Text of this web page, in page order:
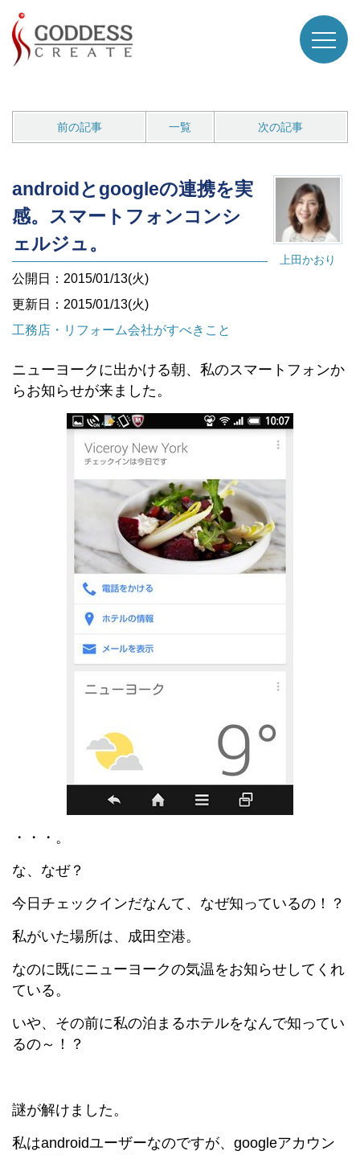
前の記事 一覧 次の記事
上田かおり
androidとgoogleの連携を実
感。スマートフォンコンシ
ェルジュ。
公開日：2015/01/13(火)
更新日：2015/01/13(火)
工務店・リフォーム会社がすべきこと
ニューヨークに出かける朝、私のスマートフォンか
らお知らせが来ました。
・・・。
な、なぜ？
今日チェックインだなんて、なぜ知っているの！？
私がいた場所は、成田空港。
なのに既にニューヨークの気温をお知らせしてくれ
ている。
いや、その前に私の泊まるホテルをなんで知ってい
るの～！？
謎が解けました。
私はandroidユーザーなのですが、googleアカウン